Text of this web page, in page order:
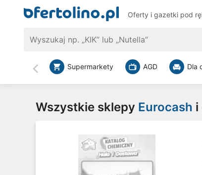
Oferty i gazetki pod
Wstecz
Supermarkety AGD Dla
Wszystkie sklepy Eurocash i